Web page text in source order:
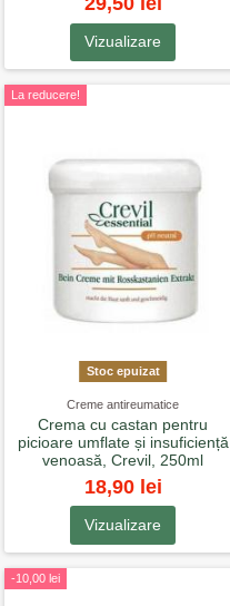
Vizualizare
La reducere!
Stoc epuizat
Creme antireumatice
Crema cu castan pentru
picioare umflate și insuficiență
venoasă, Crevil, 250ml
18,90 lei
Vizualizare
-10,00 lei